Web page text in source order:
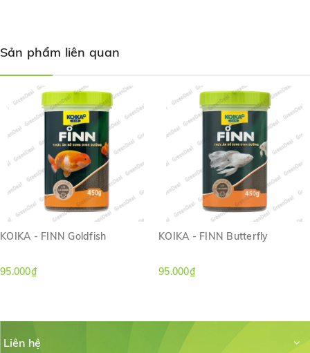
Giúp lông mượt, da khỏe, hoạt động linh hoạt
Ngô, cám lúa mì, bột gia cầm, sắn, bột hạt cọ, mỡ gia cầm, khoáng
chất (canxi carbonate, monocalcium phosphate, natri clorua, kali
clorua, sắt ii sulfate, đồng sulfate, ôxít mangan, cobalt sulfate, ôxít
kẽm, kali iodua, selen), vitamin (vitamin a, d,e, k, thiamine (b1),
riboflavin (b2), niacin (b3), axít panthothenic (b5), pyridoxine (b6),
cobalamin (b12), biotin, axít folic, colin), chất chống oxy hóa, màu
thực phẩm.
Sản phẩm liên quan
KOIKA - FINN Goldfish
95.000₫
KOIKA - FINN Butterfly
95.000₫
Liên hệ